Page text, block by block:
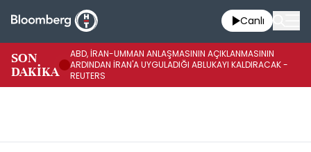
Canlı
SON
DAKİKA
ABD, İRAN-UMMAN ANLAŞMASININ AÇIKLANMASININ
ARDINDAN İRAN'A UYGULADIĞI ABLUKAYI KALDIRACAK -
REUTERS